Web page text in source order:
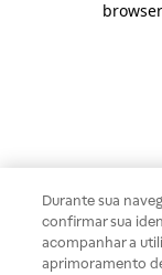
Durante sua
confirmar sua
acompanhar a
aprimoramento